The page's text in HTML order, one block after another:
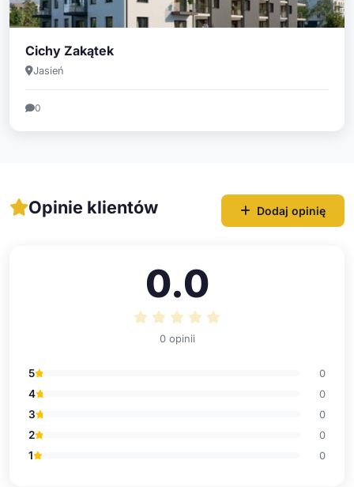
Cichy Zakątek
Jasień
0
Opinie klientów Dodaj opinię
0.0
0 opinii
5 0
4 0
3 0
2 0
1 0